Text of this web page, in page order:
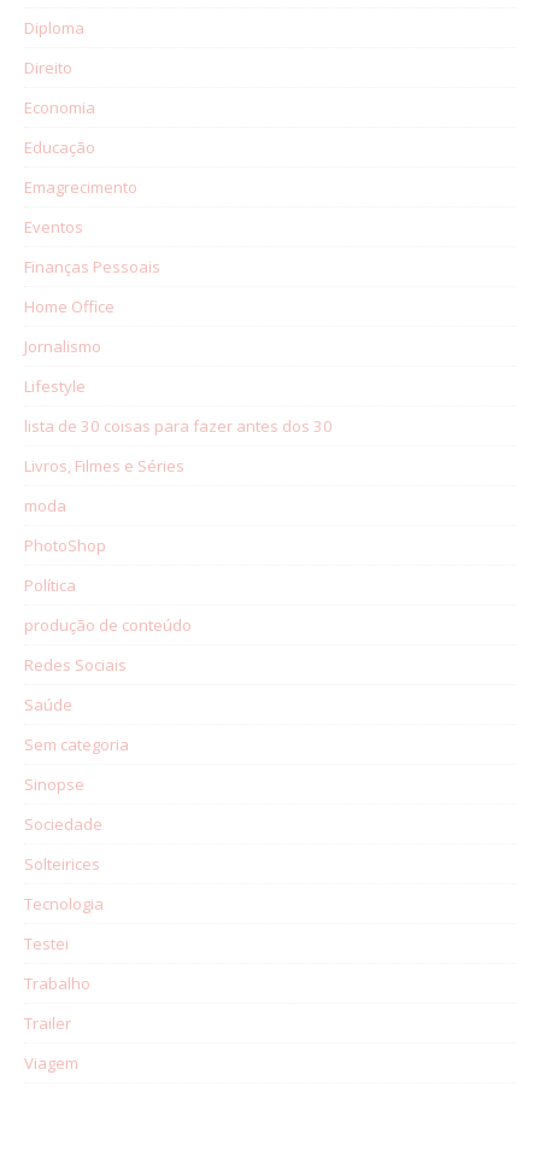
Diploma
Direito
Economia
Educação
Emagrecimento
Eventos
Finanças Pessoais
Home Office
Jornalismo
Lifestyle
lista de 30 coisas para fazer antes dos 30
Livros, Filmes e Séries
moda
PhotoShop
Política
produção de conteúdo
Redes Sociais
Saúde
Sem categoria
Sinopse
Sociedade
Solteirices
Tecnologia
Testei
Trabalho
Trailer
Viagem